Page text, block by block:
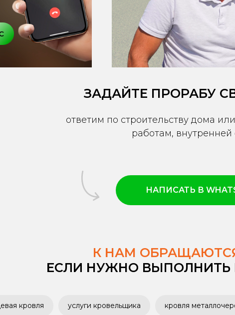
ЗАДАЙТЕ ПРОРАБУ
ответим по строительству дома
работам, внутренней
НАПИСАТЬ В
К НАМ
ЕСЛИ НУЖНО
кровля услуги кровельщика кровля